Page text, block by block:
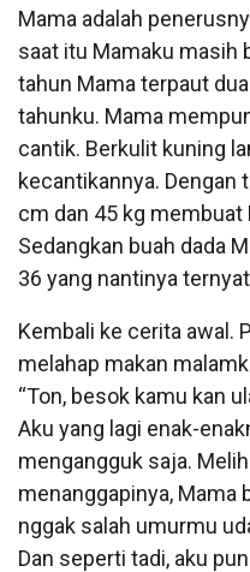
Mama adalah
saat itu Mamaku masih
tahun Mama terpaut
tahunku. Mama
cantik. Berkulit kuning
kecantikannya. Dengan
cm dan 45 kg membuat
Sedangkan buah dada
36 yang nantinya
Kembali ke cerita awal.
melahap makan
“Ton, besok kamu kan
Aku yang lagi enak-
mengangguk saja.
menanggapinya, Mama
nggak salah umurmu
Dan seperti tadi, aku